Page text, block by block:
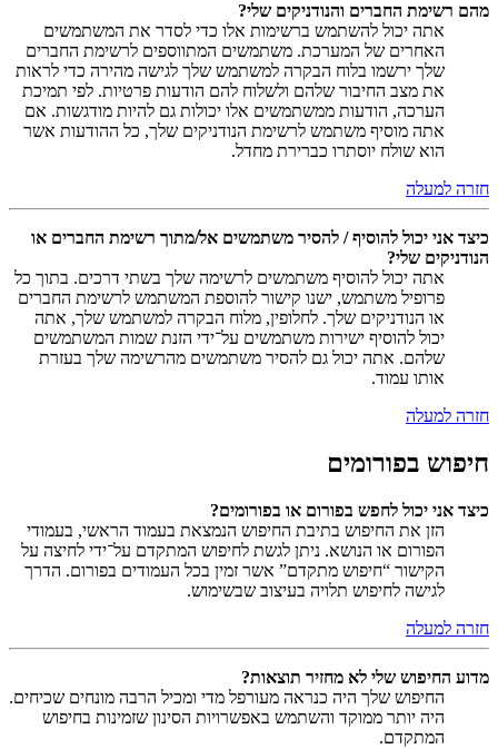
מהם רשימת החברים והנודניקים שלי?
אתה יכול להשתמש ברשימות אלו כדי לסדר את המשתמשים
האחרים של המערכת. משתמשים המתווספים לרשימת החברים
שלך ירשמו בלוח הבקרה למשתמש שלך לגישה מהירה כדי לראות
את מצב החיבור שלהם ולשלוח להם הודעות פרטיות. לפי תמיכת
הערכה, הודעות ממשתמשים אלו יכולות גם להיות מודגשות. אם
אתה מוסיף משתמש לרשימת הנודניקים שלך, כל ההודעות אשר
הוא שולח יוסתרו כברירת מחדל.
חזרה למעלה
כיצד אני יכול להוסיף / להסיר משתמשים אל/מתוך רשימת החברים או
הנודניקים שלי?
אתה יכול להוסיף משתמשים לרשימה שלך בשתי דרכים. בתוך כל
פרופיל משתמש, ישנו קישור להוספת המשתמש לרשימת החברים
או הנודניקים שלך. לחלופין, מלוח הבקרה למשתמש שלך, אתה
יכול להוסיף ישירות משתמשים על־ידי הזנת שמות המשתמשים
שלהם. אתה יכול גם להסיר משתמשים מהרשימה שלך בעזרת
אותו עמוד.
חזרה למעלה
חיפוש בפורומים
כיצד אני יכול לחפש בפורום או בפורומים?
הזן את החיפוש בתיבת החיפוש הנמצאת בעמוד הראשי, בעמודי
הפורום או הנושא. ניתן לגשת לחיפוש המתקדם על־ידי לחיצה על
הקישור “חיפוש מתקדם” אשר זמין בכל העמודים בפורום. הדרך
לגישה לחיפוש תלויה בעיצוב שבשימוש.
חזרה למעלה
מדוע החיפוש שלי לא מחזיר תוצאות?
החיפוש שלך היה כנראה מעורפל מדי ומכיל הרבה מונחים שכיחים.
היה יותר ממוקד והשתמש באפשרויות הסינון שזמינות בחיפוש
המתקדם.